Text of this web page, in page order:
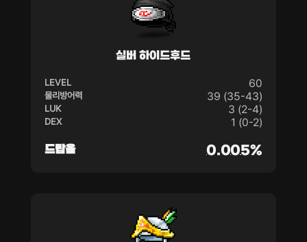
실버 하이드후드
LEVEL 60
물리방어력 39 (35-43)
LUK 3 (2-4)
DEX 1 (0-2)
드랍율 0.005%